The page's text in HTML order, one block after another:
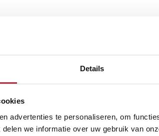
Details
advertenties te personaliseren, om
we informatie over uw gebruik van